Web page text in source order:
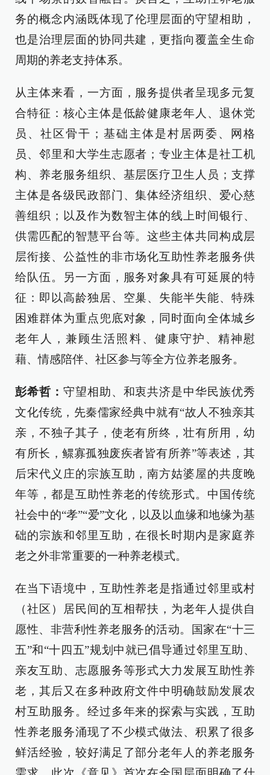
务的概念内涵既体现了伦理层面的守望相助，
也是治理层面的协同共建，更指向覆盖全生命
周期的养老支持体系。
从主体来看，一方面，服务提供者呈现多元复
合特征：核心主体是低龄健康老年人、退休党
员、社区骨干；基础主体是村居两委、网格
员、邻里和大学生志愿者；专业主体是社工机
构、养老服务组织、基层医疗卫生人员；支撑
主体是各级民政部门、集体经济组织、爱心慈
善组织；以及作为数智主体的线上时间银行、
供需匹配的智慧平台等。这些主体共同构成层
层衔接、公益性的非市场化互助性养老服务供
给队伍。另一方面，服务对象具有可延展的特
征：即以高龄独居、空巢、失能半失能、特殊
困难群体为重点兜底对象，同时面向全体城乡
老年人，兼顾生活照料、健康守护、精神慰
藉、情感陪伴、社区参与等全方位养老服务。
彭希哲： 守望相助、和衷共济是中华民族优秀
文化传统，先秦儒家经典中就有“故人不独亲其
亲，不独子其子，使老有所终，壮有所用，幼
有所长，鳏寡孤独废疾者皆有所养”等表述，其
后宋代义庄的宗族互助，南方姑婆屋的共度晚
年等，都是互助性养老的传统形式。中国传统
社会中的“孝”“爱”文化，以及以血缘和地缘为基
础的宗族和邻里互助，在很长时期内是家庭养
老之外非常重要的一种养老模式。
在当下语境中，互助性养老是指通过邻里或村
（社区）居民间的互相帮扶，为老年人提供自
愿性、非营利性养老服务的活动。国家在“十三
五”和“十四五”规划中就已倡导通过邻里互助、
亲友互助、志愿服务等形式大力发展互助性养
老，其后又在多种政府文件中明确鼓励发展农
村互助服务。经过多年来的探索与实践，互助
性养老服务涌现了不少模式做法、积累了很多
鲜活经验，较好满足了部分老年人的养老服务